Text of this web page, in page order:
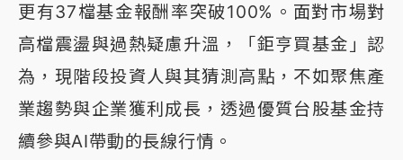
更有37檔基金報酬率突破100%。面對市場對
高檔震盪與過熱疑慮升溫，「鉅亨買基金」認
為，現階段投資人與其猜測高點，不如聚焦產
業趨勢與企業獲利成長，透過優質台股基金持
續參與AI帶動的長線行情。